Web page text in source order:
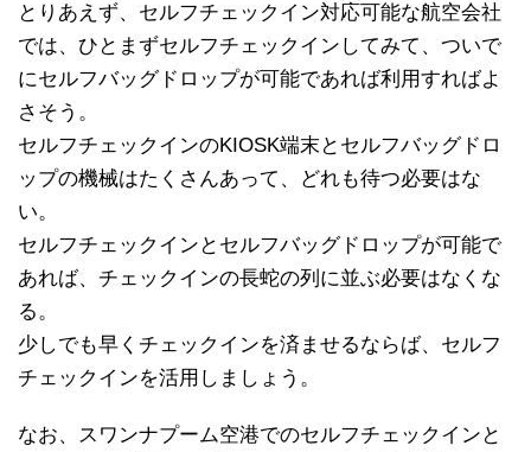
とりあえず、セルフチェックイン対応可能な航空会社
では、ひとまずセルフチェックインしてみて、ついで
にセルフバッグドロップが可能であれば利用すればよ
さそう。
セルフチェックインのKIOSK端末とセルフバッグドロ
ップの機械はたくさんあって、どれも待つ必要はな
い。
セルフチェックインとセルフバッグドロップが可能で
あれば、チェックインの長蛇の列に並ぶ必要はなくな
る。
少しでも早くチェックインを済ませるならば、セルフ
チェックインを活用しましょう。
なお、スワンナプーム空港でのセルフチェックインと